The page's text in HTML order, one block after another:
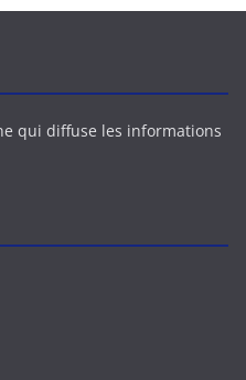
qui diffuse les informations